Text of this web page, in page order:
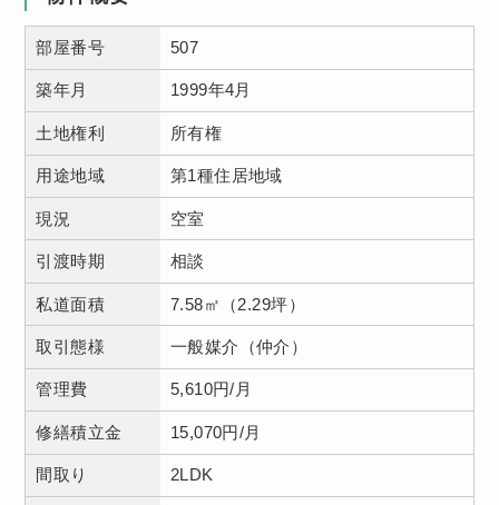
部屋番号 507
築年月 1999年4月
土地権利 所有権
用途地域 第1種住居地域
現況 空室
引渡時期 相談
私道面積 7.58㎡（2.29坪）
取引態様 一般媒介（仲介）
管理費 5,610円/月
修繕積立金 15,070円/月
間取り 2LDK